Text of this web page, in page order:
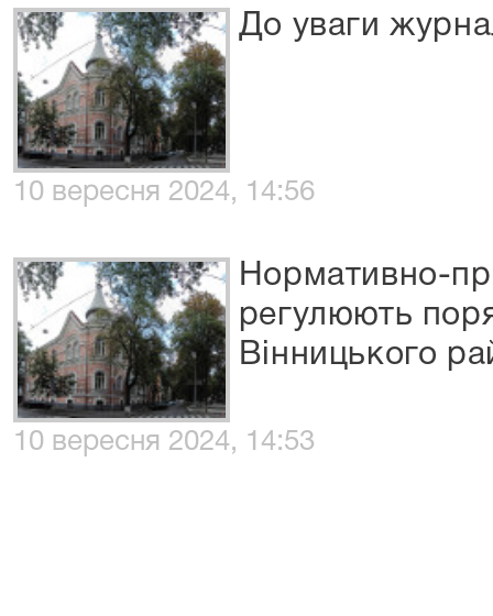
До уваги
10 вересня 2024, 14:56
Нормативно-
регулюють
Вінницького
10 вересня 2024, 14:53